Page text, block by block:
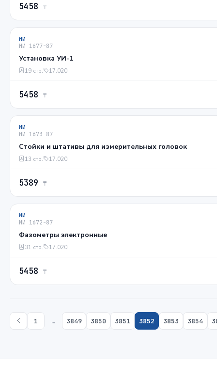
5458 ₸
МИ
МИ 1677-87
Установка УИ-1
19 стр. 17.020
5458 ₸
МИ
МИ 1673-87
Стойки и штативы для измерительных головок
13 стр. 17.020
5389 ₸
МИ
МИ 1672-87
Фазометры электронные
31 стр. 17.020
5458 ₸
1 … 3849 3850 3851 3852 3853 3854